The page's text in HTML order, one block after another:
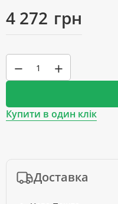
4 272 грн
− +
Купити в один клік
Доставка